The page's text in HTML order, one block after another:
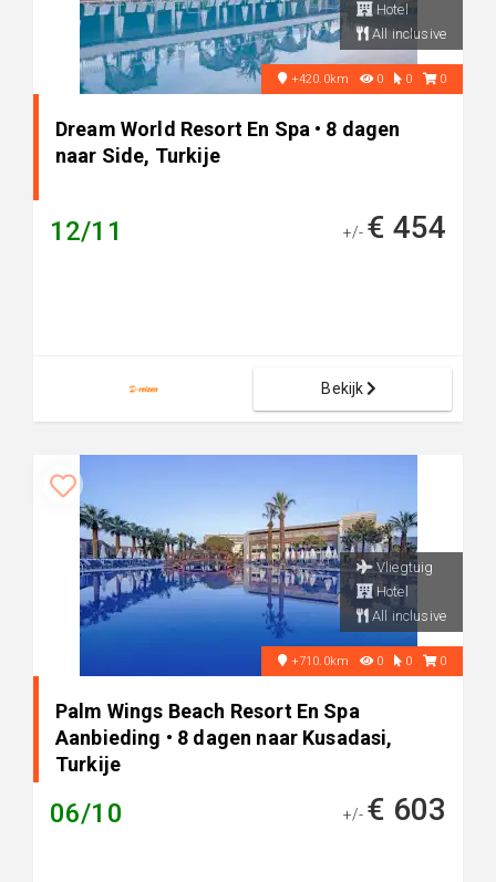
Hotel
All inclusive
+420.0km 0 0 0
Dream World Resort En Spa • 8 dagen
naar Side, Turkije
12/11 +/- € 454
Bekijk
Vliegtuig
Hotel
All inclusive
+710.0km 0 0 0
Palm Wings Beach Resort En Spa
Aanbieding • 8 dagen naar Kusadasi,
Turkije
06/10 +/- € 603